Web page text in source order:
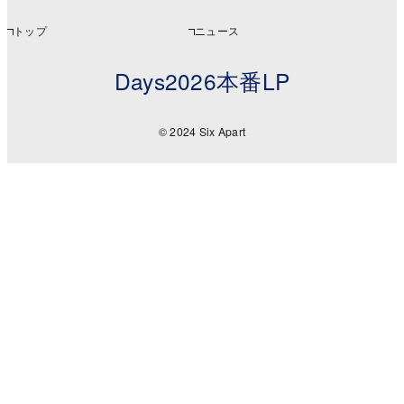
トップ ニュース
Days2026本番LP
© 2024 Six Apart